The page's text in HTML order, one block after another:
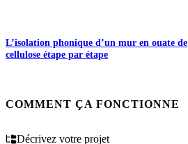
L’isolation phonique d’un mur en ouate de
cellulose étape par étape
COMMENT ÇA FONCTIONNE
Décrivez votre projet